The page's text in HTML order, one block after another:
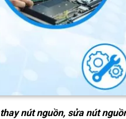
thay nút nguồn, sửa nút